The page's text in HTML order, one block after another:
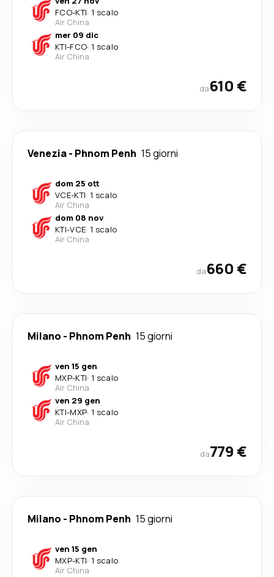
FCO-KTI· 1 scalo
Air China
mer 09 dic
KTI-FCO· 1 scalo
Air China
da610 €
Venezia- Phnom Penh 15 giorni
dom 25 ott
VCE-KTI· 1 scalo
Air China
dom 08 nov
KTI-VCE· 1 scalo
Air China
da660 €
Milano - Phnom Penh 15 giorni
ven 15 gen
MXP-KTI· 1 scalo
Air China
ven 29 gen
KTI-MXP· 1 scalo
Air China
da779 €
Milano - Phnom Penh 15 giorni
ven 15 gen
MXP-KTI· 1 scalo
Air China